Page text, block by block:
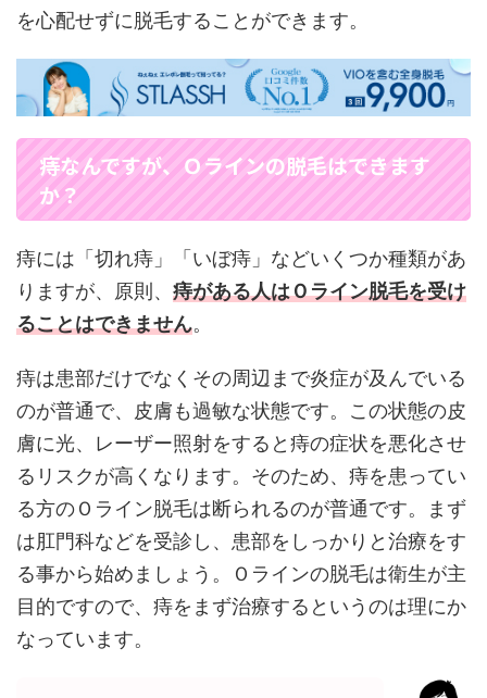
を心配せずに脱毛することができます。
痔なんですが、Ｏラインの脱毛はできます
か？
痔には「切れ痔」「いぼ痔」などいくつか種類があ
りますが、原則、 痔がある人はＯライン脱毛を受け
ることはできません。
痔は患部だけでなくその周辺まで炎症が及んでいる
のが普通で、皮膚も過敏な状態です。この状態の皮
膚に光、レーザー照射をすると痔の症状を悪化させ
るリスクが高くなります。そのため、痔を患ってい
る方のＯライン脱毛は断られるのが普通です。まず
は肛門科などを受診し、患部をしっかりと治療をす
る事から始めましょう。Ｏラインの脱毛は衛生が主
目的ですので、痔をまず治療するというのは理にか
なっています。